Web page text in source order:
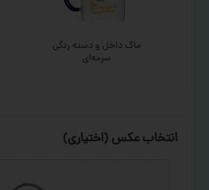
ماگ داخل و دسته رنگی
سرمه‌ای
انتخاب عکس (اختیاری)